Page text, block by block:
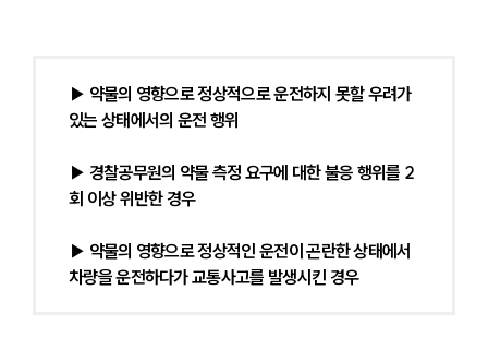
▶ 약물의 영향으로 정상적으로 운전하지 못할 우려가
있는 상태에서의 운전 행위
▶ 경찰공무원의 약물 측정 요구에 대한 불응 행위를 2
회 이상 위반한 경우
▶ 약물의 영향으로 정상적인 운전이 곤란한 상태에서
차량을 운전하다가 교통사고를 발생시킨 경우